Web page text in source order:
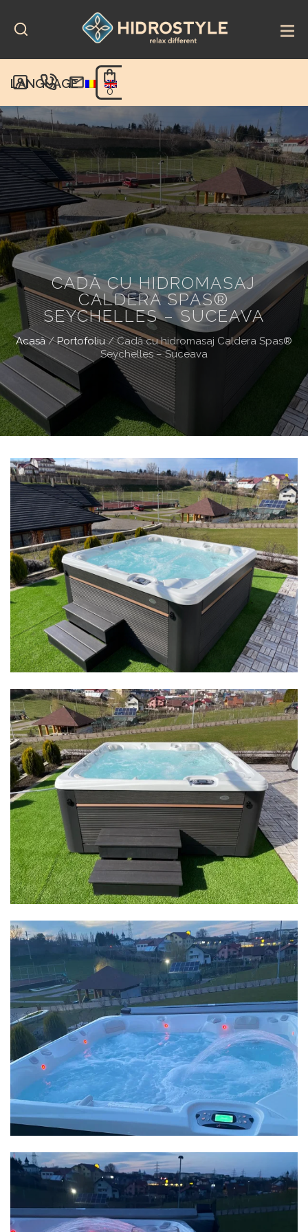
content
LANGUAGE
0
CADĂ CU HIDROMASAJ
CALDERA SPAS®
SEYCHELLES – SUCEAVA
Acasă/Portofoliu/Cadă cu hidromasaj Caldera Spas®
Seychelles – Suceava